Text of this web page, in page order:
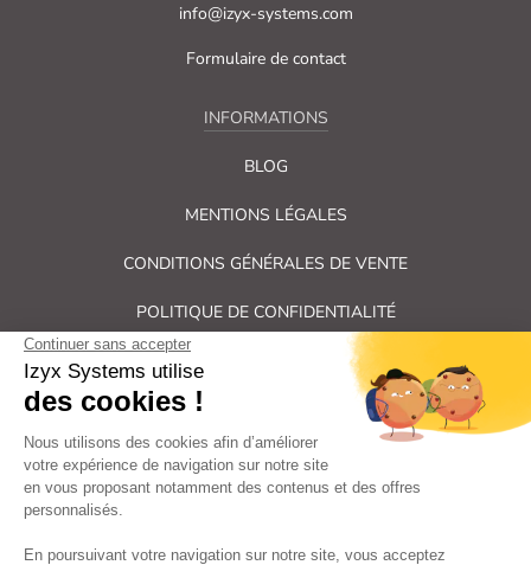
info@izyx-systems.com
Formulaire de contact
INFORMATIONS
BLOG
MENTIONS LÉGALES
CONDITIONS GÉNÉRALES DE VENTE
POLITIQUE DE CONFIDENTIALITÉ
Tous droits réservés Izyx Systems ©|
Contrôle des accès et verrouillage de porte : serrure électrique,